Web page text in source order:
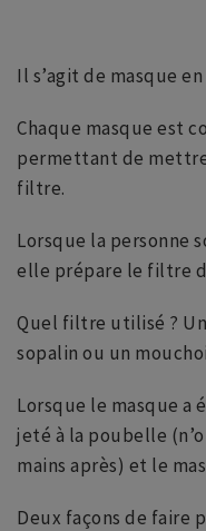
Il s’agit de masque
Chaque masque est
permettant de
filtre.
Lorsque la personne
elle prépare le filtre
Quel filtre utilisé ?
sopalin ou un
Lorsque le masque
jeté à la poubelle
mains après) et le
Deux façons de faire